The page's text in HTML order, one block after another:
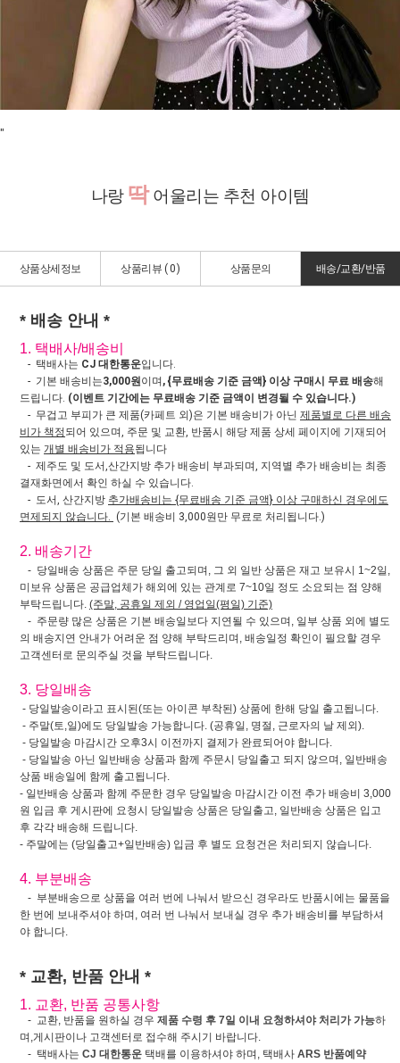
"
나랑 딱어울리는 추천 아이템
상품상세정보 상품리뷰 ( 0) 상품문의 배송/교환/반품
* 배송 안내 *
1. 택배사/배송비
- 택배사는 CJ 대한통운입니다.
- 기본 배송비는3,000원이며 , {무료배송 기준 금액} 이상 구매시 무료 배송해
드립니다. (이벤트 기간에는 무료배송 기준 금액이 변경될 수 있습니다.)
- 무겁고 부피가 큰 제품(카페트 외)은 기본 배송비가 아닌 제품별로 다른 배송
비가 책정되어 있으며, 주문 및 교환, 반품시 해당 제품 상세 페이지에 기재되어
있는 개별 배송비가 적용됩니다
- 제주도 및 도서,산간지방 추가 배송비 부과되며, 지역별 추가 배송비는 최종
결재화면에서 확인 하실 수 있습니다.
- 도서, 산간지방 추가배송비는 {무료배송 기준 금액} 이상 구매하신 경우에도
면제되지 않습니다. (기본 배송비 3,000원만 무료로 처리됩니다.)
2. 배송기간
- 당일배송 상품은 주문 당일 출고되며, 그 외 일반 상품은 재고 보유시 1~2일,
미보유 상품은 공급업체가 해외에 있는 관계로 7~10일 정도 소요되는 점 양해
부탁드립니다. (주말, 공휴일 제외 / 영업일(평일) 기준)
- 주문량 많은 상품은 기본 배송일보다 지연될 수 있으며, 일부 상품 외에 별도
의 배송지연 안내가 어려운 점 양해 부탁드리며, 배송일정 확인이 필요할 경우
고객센터로 문의주실 것을 부탁드립니다.
3. 당일배송
- 당일발송이라고 표시된(또는 아이콘 부착된) 상품에 한해 당일 출고됩니다.
- 주말(토,일)에도 당일발송 가능합니다. (공휴일, 명절, 근로자의 날 제외).
- 당일발송 마감시간 오후3시 이전까지 결제가 완료되어야 합니다.
- 당일발송 아닌 일반배송 상품과 함께 주문시 당일출고 되지 않으며, 일반배송
상품 배송일에 함께 출고됩니다.
- 일반배송 상품과 함께 주문한 경우 당일발송 마감시간 이전 추가 배송비 3,000
원 입금 후 게시판에 요청시 당일발송 상품은 당일출고, 일반배송 상품은 입고
후 각각 배송해 드립니다.
- 주말에는 (당일출고+일반배송) 입금 후 별도 요청건은 처리되지 않습니다.
4. 부분배송
- 부분배송으로 상품을 여러 번에 나눠서 받으신 경우라도 반품시에는 물품을
한 번에 보내주셔야 하며, 여러 번 나눠서 보내실 경우 추가 배송비를 부담하셔
야 합니다.
* 교환, 반품 안내 *
1. 교환, 반품 공통사항
- 교환, 반품을 원하실 경우 제품 수령 후 7일 이내 요청하셔야 처리가 가능하
며,게시판이나 고객센터로 접수해 주시기 바랍니다.
- 택배사는 CJ 대한통운 택배를 이용하셔야 하며, 택배사 ARS 반품예약